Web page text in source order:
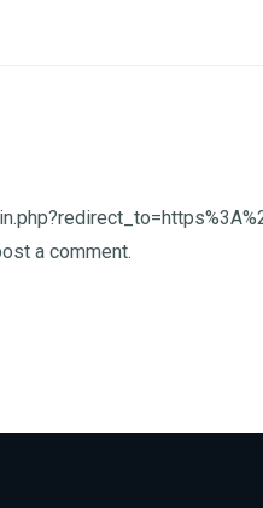
a comment.